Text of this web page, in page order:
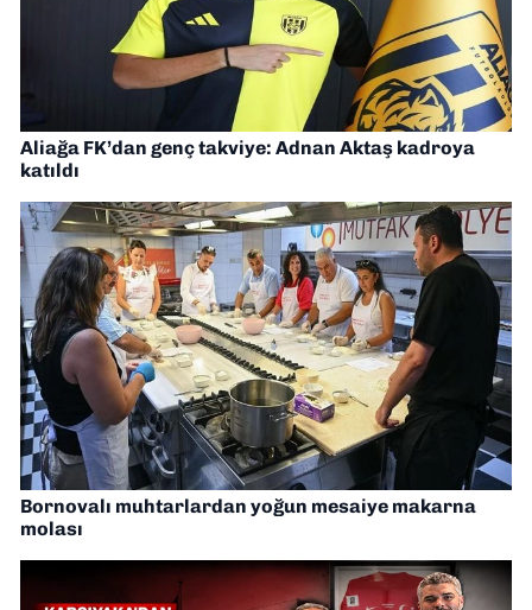
Aliağa FK’dan genç takviye: Adnan Aktaş kadroya
katıldı
Bornovalı muhtarlardan yoğun mesaiye makarna
molası